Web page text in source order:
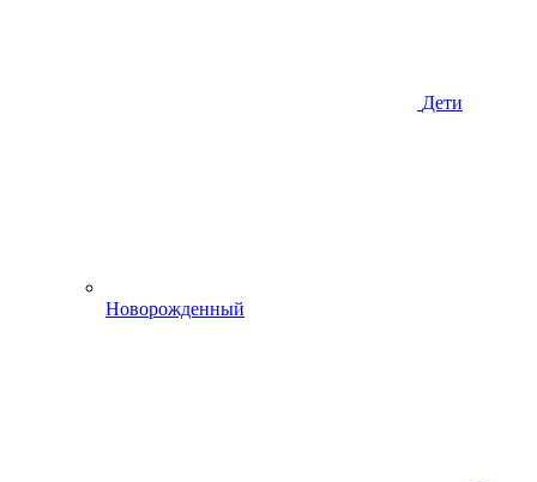
Дети
Новорожденный